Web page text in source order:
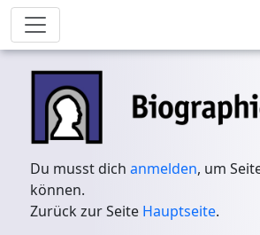
Du musst dichanmelden, um
können.
Zurück zur Seite Hauptseite.